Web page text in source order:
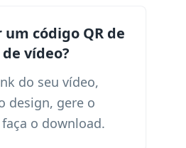
um código QR de
vídeo?
do seu vídeo,
design, gere o
o download.